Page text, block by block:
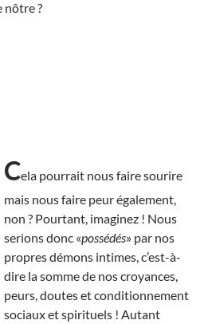
nôtre ?
Cela pourrait nous faire sourire
mais nous faire peur également,
non ? Pourtant, imaginez ! Nous
serions donc «possédés» par nos
propres démons intimes, c’est-à-
dire la somme de nos croyances,
peurs, doutes et conditionnement
sociaux et spirituels ! Autant